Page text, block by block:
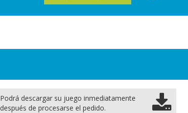
Podrá descargar su juego inmediatamente
después de procesarse el pedido.